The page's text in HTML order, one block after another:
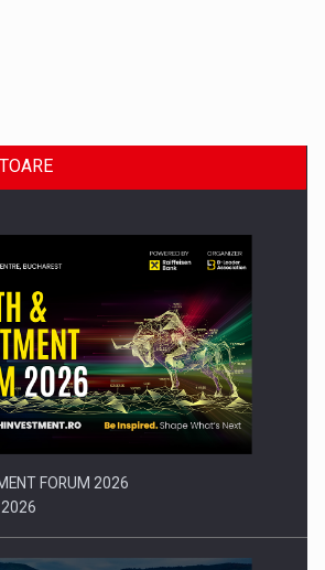
Joburile part-time reincep sa intre pe…
FORUM 2026